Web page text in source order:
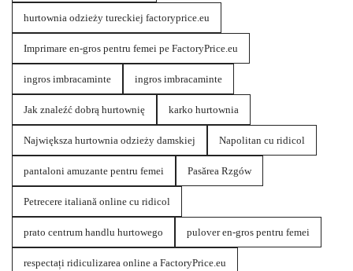
hurtownia odzieży tureckiej factoryprice.eu
Imprimare en-gros pentru femei pe FactoryPrice.eu
ingros imbracaminte ingros imbracaminte
Jak znaleźć dobrą hurtownię karko hurtownia
Największa hurtownia odzieży damskiej Napolitan cu ridicol
pantaloni amuzante pentru femei Pasărea Rzgów
Petrecere italiană online cu ridicol
prato centrum handlu hurtowego pulover en-gros pentru femei
respectați ridiculizarea online a FactoryPrice.eu